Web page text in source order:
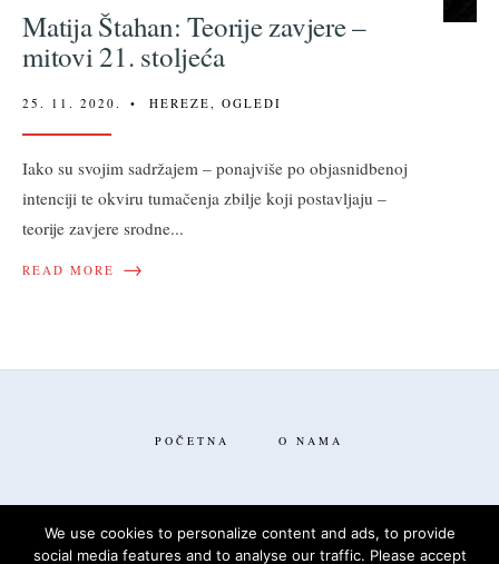
Matija Štahan: Teorije zavjere –
mitovi 21. stoljeća
25. 11. 2020. • HEREZE OGLEDI
Iako su svojim sadržajem – ponajviše po objasnidbenoj
intenciji te okviru tumačenja zbilje koji postavljaju –
teorije zavjere srodne...
READ MORE →
POČETNA O NAMA
We use cookies to personalize content and ads, to provide
social media features and to analyse our traffic. Please accept